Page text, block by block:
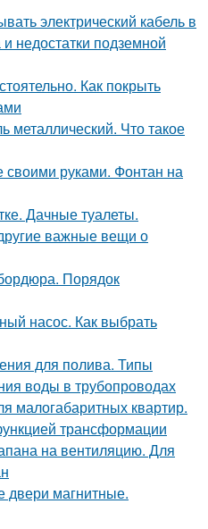
электрический кабель в
недостатки подземной
Как покрыть
Что такое
своими руками. Фонтан на
Дачные туалеты.
важные вещи о
Порядок
насос. Как выбрать
для полива. Типы
воды в трубопроводах
малогабаритных квартир.
трансформации
на вентиляцию. Для
магнитные.